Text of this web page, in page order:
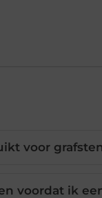
voor
voordat ik